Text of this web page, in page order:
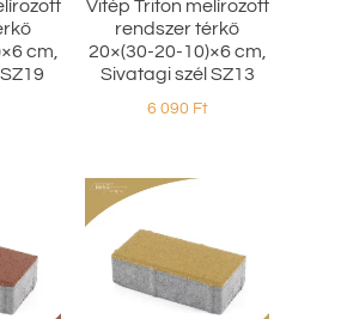
cm,
Vitép Triton melírozott
rendszer térkő
20×(30-20-10)×6 cm,
Sivatagi szél SZ13
6 090 Ft